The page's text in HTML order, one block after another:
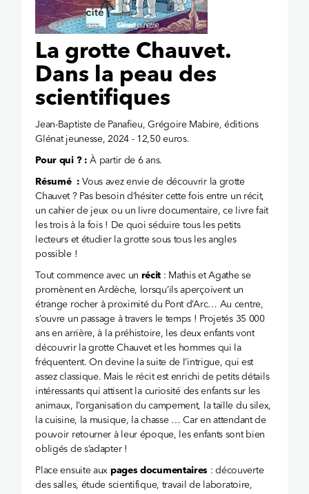
La grotte Chauvet.
Dans la peau des
scientifiques
Jean-Baptiste de Panafieu, Grégoire Mabire, éditions
Glénat jeunesse, 2024 - 12,50 euros.
Pour qui ? :À partir de 6 ans.
Résumé :Vous avez envie de découvrir la grotte
Chauvet ? Pas besoin d’hésiter cette fois entre un récit,
un cahier de jeux ou un livre documentaire, ce livre fait
les trois à la fois ! De quoi séduire tous les petits
lecteurs et étudier la grotte sous tous les angles
possible !
Tout commence avec un récit : Mathis et Agathe se
promènent en Ardèche, lorsqu’ils aperçoivent un
étrange rocher à proximité du Pont d’Arc… Au centre,
s’ouvre un passage à travers le temps ! Projetés 35 000
ans en arrière, à la préhistoire, les deux enfants vont
découvrir la grotte Chauvet et les hommes qui la
fréquentent. On devine la suite de l’intrigue, qui est
assez classique. Mais le récit est enrichi de petits détails
intéressants qui attisent la curiosité des enfants sur les
animaux, l’organisation du campement, la taille du silex,
la cuisine, la musique, la chasse … Car en attendant de
pouvoir retourner à leur époque, les enfants sont bien
obligés de s’adapter !
Place ensuite aux pages documentaires : découverte
des salles, étude scientifique, travail de laboratoire,